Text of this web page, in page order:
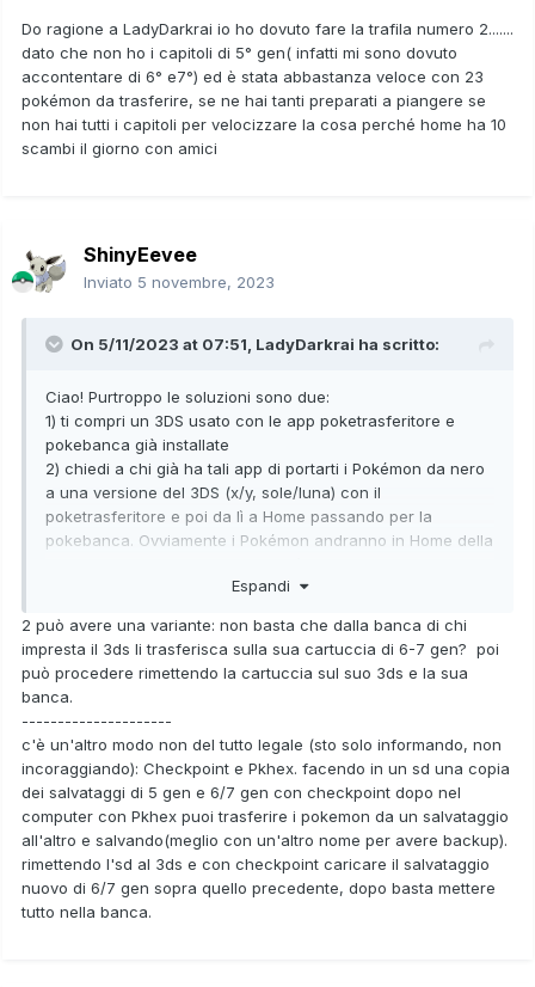
Do ragione a LadyDarkrai io ho dovuto fare la trafila numero 2.......
dato che non ho i capitoli di 5° gen( infatti mi sono dovuto
accontentare di 6° e7°) ed è stata abbastanza veloce con 23
pokémon da trasferire, se ne hai tanti preparati a piangere se
non hai tutti i capitoli per velocizzare la cosa perché home ha 10
scambi il giorno con amici
ShinyEevee
Inviato 5 novembre, 2023
On 5/11/2023 at 07:51, LadyDarkrai ha scritto:
Ciao! Purtroppo le soluzioni sono due:
1) ti compri un 3DS usato con le app poketrasferitore e
pokebanca già installate
2) chiedi a chi già ha tali app di portarti i Pokémon da nero
a una versione del 3DS (x/y, sole/luna) con il
poketrasferitore e poi da lì a Home passando per la
pokebanca. Ovviamente i Pokémon andranno in Home della
venderti un 3DS o aiutarti con i passaggi può vedere se
siete della stessa città
Espandi
2 può avere una variante: non basta che dalla banca di chi
impresta il 3ds li trasferisca sulla sua cartuccia di 6-7 gen? poi
può procedere rimettendo la cartuccia sul suo 3ds e la sua
banca.
---------------------
c'è un'altro modo non del tutto legale (sto solo informando, non
incoraggiando): Checkpoint e Pkhex. facendo in un sd una copia
dei salvataggi di 5 gen e 6/7 gen con checkpoint dopo nel
computer con Pkhex puoi trasferire i pokemon da un salvataggio
all'altro e salvando(meglio con un'altro nome per avere backup).
rimettendo l'sd al 3ds e con checkpoint caricare il salvataggio
nuovo di 6/7 gen sopra quello precedente, dopo basta mettere
tutto nella banca.